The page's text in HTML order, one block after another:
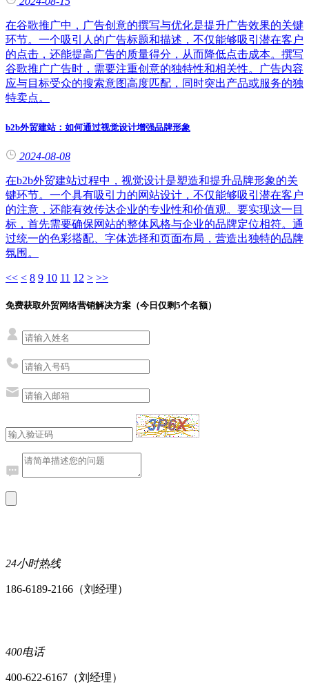
在谷歌推广中，广告创意的撰写与优化是提升广告效果的关键
环节。一个吸引人的广告标题和描述，不仅能够吸引潜在客户
的点击，还能提高广告的质量得分，从而降低点击成本。撰写
谷歌推广广告时，需要注重创意的独特性和相关性。广告内容
应与目标受众的搜索意图高度匹配，同时突出产品或服务的独
特卖点。
b2b外贸建站：如何通过视觉设计增强品牌形象
2024-08-08
在b2b外贸建站过程中，视觉设计是塑造和提升品牌形象的关
键环节。一个具有吸引力的网站设计，不仅能够吸引潜在客户
的注意，还能有效传达企业的专业性和价值观。要实现这一目
标，首先需要确保网站的整体风格与企业的品牌定位相符。通
过统一的色彩搭配、字体选择和页面布局，营造出独特的品牌
氛围。
<< < 8 9 10 11 12 > >>
免费获取外贸网络营销解决方案（今日仅剩5个名额）
24小时热线
186-6189-2166（刘经理）
400电话
400-622-6167（刘经理）